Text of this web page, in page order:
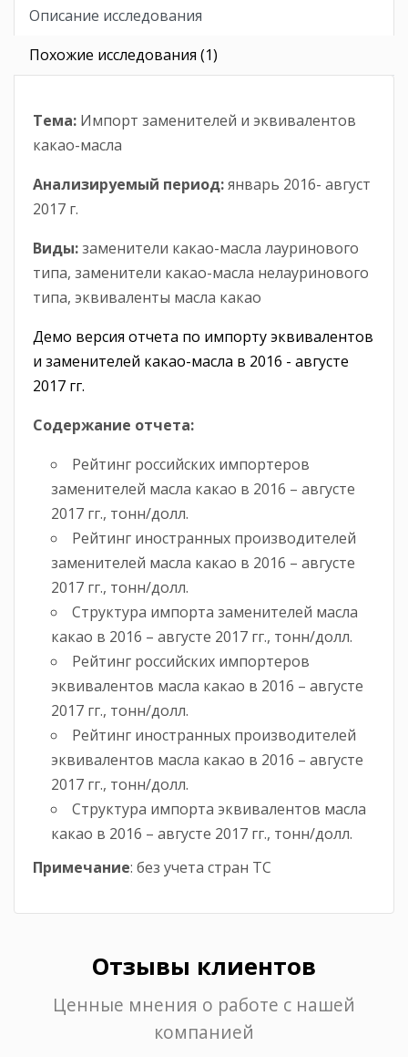
Описание исследования
Похожие исследования (1)
Тема: Импорт заменителей и эквивалентов
какао-масла
Анализируемый период:январь 2016- август
2017 г.
Виды:заменители какао-масла лауринового
типа, заменители какао-масла нелауринового
типа, эквиваленты масла какао
Демо версия отчета по импорту эквивалентов
и заменителей какао-масла в 2016 - августе
2017 гг.
Содержание отчета:
Рейтинг российских импортеров
заменителей масла какао в 2016 – августе
2017 гг., тонн/долл.
Рейтинг иностранных производителей
заменителей масла какао в 2016 – августе
2017 гг., тонн/долл.
Структура импорта заменителей масла
какао в 2016 – августе 2017 гг., тонн/долл.
Рейтинг российских импортеров
эквивалентов масла какао в 2016 – августе
2017 гг., тонн/долл.
Рейтинг иностранных производителей
эквивалентов масла какао в 2016 – августе
2017 гг., тонн/долл.
Структура импорта эквивалентов масла
какао в 2016 – августе 2017 гг., тонн/долл.
Примечание: без учета стран ТС
Отзывы клиентов
Ценные мнения о работе с нашей
компанией